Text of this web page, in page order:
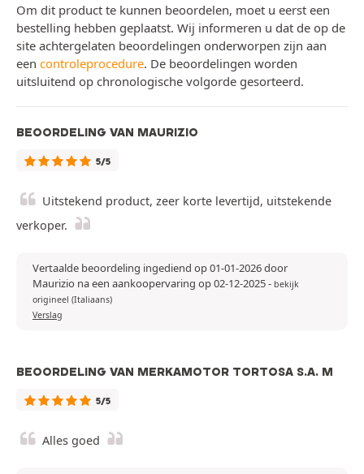
Om dit product te kunnen beoordelen, moet u eerst een
bestelling hebben geplaatst. Wij informeren u dat de op de
site achtergelaten beoordelingen onderworpen zijn aan
een controleprocedure. De beoordelingen worden
uitsluitend op chronologische volgorde gesorteerd.
BEOORDELING VAN MAURIZIO
5/5
Uitstekend product, zeer korte levertijd, uitstekende
verkoper.
Vertaalde beoordeling ingediend op 01-01-2026 door
Maurizio na een aankoopervaring op 02-12-2025- bekijk
origineel (Italiaans)
Verslag
BEOORDELING VAN MERKAMOTOR TORTOSA S.A. M
5/5
Alles goed